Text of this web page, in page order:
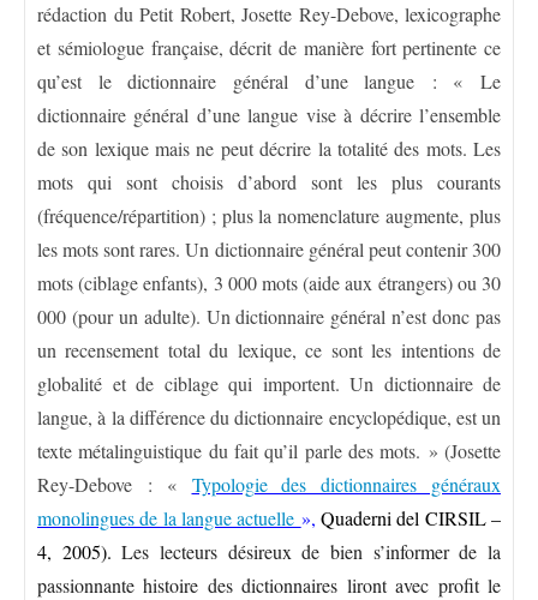
rédaction du Petit Robert, Josette Rey-Debove, lexicographe
et sémiologue française, décrit de manière fort pertinente ce
qu’est le dictionnaire général d’une langue : « Le
dictionnaire général d’une langue vise à décrire l’ensemble
de son lexique mais ne peut décrire la totalité des mots. Les
mots qui sont choisis d’abord sont les plus courants
(fréquence/répartition) ; plus la nomenclature augmente, plus
les mots sont rares. Un dictionnaire général peut contenir 300
mots (ciblage enfants), 3 000 mots (aide aux étrangers) ou 30
000 (pour un adulte). Un dictionnaire général n’est donc pas
un recensement total du lexique, ce sont les intentions de
globalité et de ciblage qui importent. Un dictionnaire de
langue, à la différence du dictionnaire encyclopédique, est un
texte métalinguistique du fait qu’il parle des mots. » (Josette
Rey-Debove : « Typologie des dictionnaires généraux
monolingues de la langue actuelle »,Quaderni del CIRSIL –
4, 2005).Les lecteurs désireux de bien s’informer de la
passionnante histoire des dictionnaires liront avec profit le